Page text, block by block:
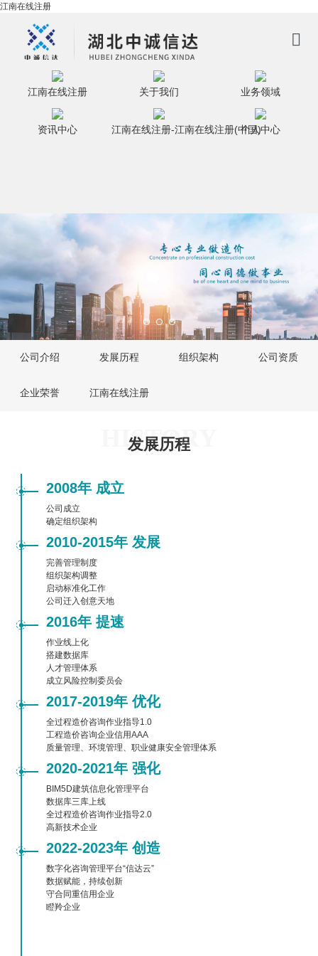
江南在线注册
业务领域
江南在线注册 关于我们 业务领域
资讯中心 江南在线注册-江南在线注册(中国)个人中心
公司介绍 发展历程 组织架构 公司资质
企业荣誉 江南在线注册
HISTORY
发展历程
2008年 成立
公司成立
确定组织架构
2010-2015年 发展
完善管理制度
组织架构调整
启动标准化工作
公司迁入创意天地
2016年 提速
作业线上化
搭建数据库
人才管理体系
成立风险控制委员会
2017-2019年 优化
全过程造价咨询作业指导1.0
工程造价咨询企业信用AAA
质量管理、环境管理、职业健康安全管理体系
2020-2021年 强化
BIM5D建筑信息化管理平台
数据库三库上线
全过程造价咨询作业指导2.0
高新技术企业
2022-2023年 创造
数字化咨询管理平台“信达云”
数据赋能，持续创新
守合同重信用企业
瞪羚企业